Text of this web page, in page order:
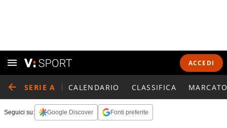
ACCEDI
SERIE A CALENDARIO CLASSIFICA
Seguici su: Google Discover Fonti preferite